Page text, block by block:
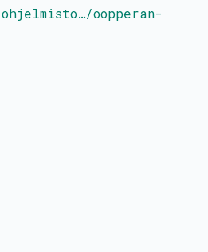
oopperan-